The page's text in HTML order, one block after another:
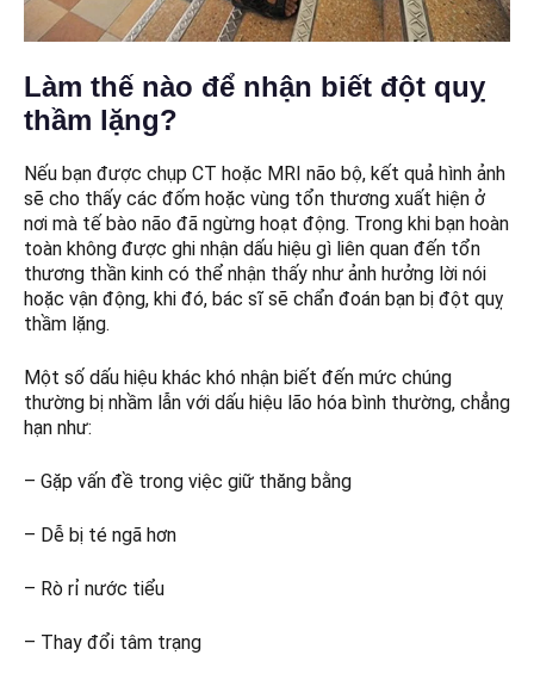
Làm thế nào để nhận biết đột quỵ
thầm lặng?
Nếu bạn được chụp CT hoặc MRI não bộ, kết quả hình ảnh
sẽ cho thấy các đốm hoặc vùng tổn thương xuất hiện ở
nơi mà tế bào não đã ngừng hoạt động. Trong khi bạn hoàn
toàn không được ghi nhận dấu hiệu gì liên quan đến tổn
thương thần kinh có thể nhận thấy như ảnh hưởng lời nói
hoặc vận động, khi đó, bác sĩ sẽ chẩn đoán bạn bị đột quỵ
thầm lặng.
Một số dấu hiệu khác khó nhận biết đến mức chúng
thường bị nhầm lẫn với dấu hiệu lão hóa bình thường, chẳng
hạn như:
– Gặp vấn đề trong việc giữ thăng bằng
– Dễ bị té ngã hơn
– Rò rỉ nước tiểu
– Thay đổi tâm trạng